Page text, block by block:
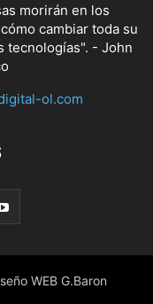
morirán en los
cambiar toda su
tecnologías". - John
ol.com
WEB G.Baron